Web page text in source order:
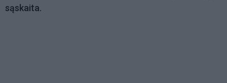
sąskaita.